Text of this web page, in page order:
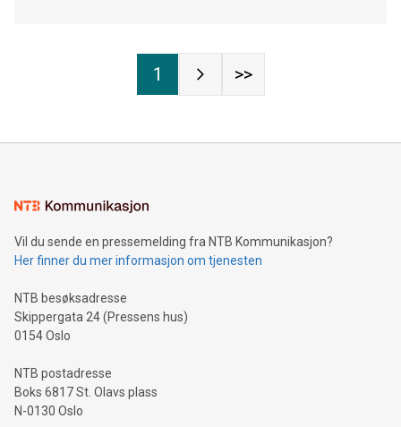
1 >>
Vil du sende en pressemelding fra NTB Kommunikasjon?
Her finner du mer informasjon om tjenesten
NTB besøksadresse
Skippergata 24 (Pressens hus)
0154 Oslo
NTB postadresse
Boks 6817 St. Olavs plass
N-0130 Oslo